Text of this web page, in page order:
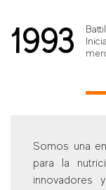
1993
Somos una
para la
innovadores